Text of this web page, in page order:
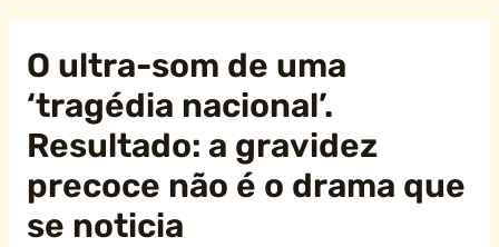
O ultra-som de uma
‘tragédia nacional’.
Resultado: a gravidez
precoce não é o drama que
se noticia